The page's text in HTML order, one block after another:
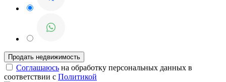
Соглашаюсь на обработку персональных данных в
соответствии с Политикой